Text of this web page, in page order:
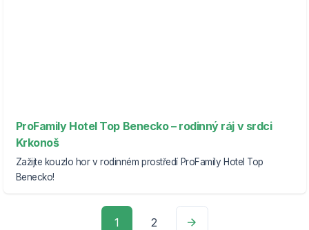
ProFamily Hotel Top Benecko – rodinný ráj v srdci
Krkonoš
Zažijte kouzlo hor v rodinném prostředí ProFamily Hotel Top
Benecko!
1 2